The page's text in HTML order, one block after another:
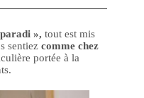
», tout est mis
sentiez comme chez
portée à la